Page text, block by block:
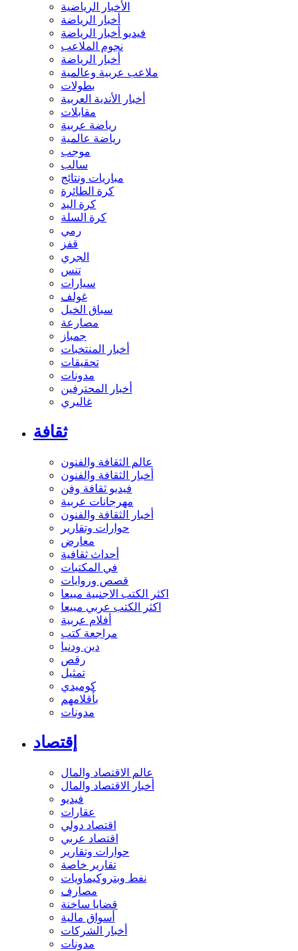
الأخبار الرياضية
أخبار الرياضة
فيديو أخبار الرياضة
نجوم الملاعب
أخبار الرياضة
ملاعب عربية وعالمية
بطولات
أخبار الأندية العربية
مقابلات
رياضة عربية
رياضة عالمية
موجب
سالب
مباريات ونتائج
كرة الطائرة
كرة اليد
كرة السلة
رمي
قفز
الجري
تنس
سيارات
غولف
سباق الخيل
مصارعة
جمباز
أخبار المنتخبات
تحقيقات
مدونات
أخبار المحترفين
غاليري
ثقافة
عالم الثقافة والفنون
أخبار الثقافة والفنون
فيديو ثقافة وفن
مهرجانات عربية
أخبار الثقافة والفنون
حوارات وتقارير
معارض
أحداث ثقافية
في المكتبات
قصص وروايات
اكثر الكتب الاجنبية مبيعا
اكثر الكتب عربي مبيعا
أفلام عربية
مراجعة كتب
دين ودنيا
رقص
تمثيل
كوميدي
بأقلامهم
مدونات
إقتصاد
عالم الاقتصاد والمال
أخبار الاقتصاد والمال
فيديو
عقارات
اقتصاد دولي
اقتصاد عربي
حوارات وتقارير
تقارير خاصة
نفط وبتروكيماويات
مصارف
قضايا ساخنة
أسواق مالية
أخبار الشركات
مدونات